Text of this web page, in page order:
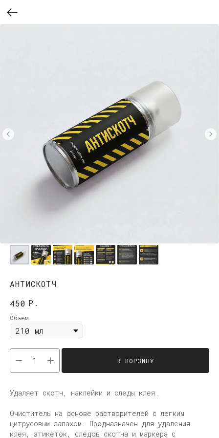
АНТИСКОТЧ
450 Р.
Объём
В КОРЗИНУ
Удаляет скотч, наклейки и следы клея.
Очиститель на основе растворителей с легким
цитрусовым запахом. Предназначен для удаления
клея, этикеток, следов скотча и маркера с